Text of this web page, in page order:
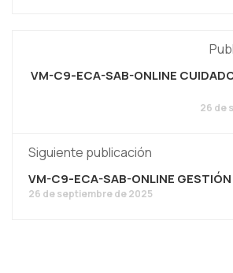
VM-C9-ECA-SAB-ONLINE
26 de
Siguiente publicación
VM-C9-ECA-SAB-ONLINE GESTIÓN
26 de septiembre de 2025